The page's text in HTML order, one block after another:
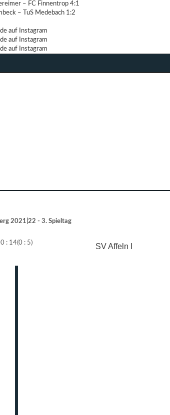
– FC Finnentrop 4:1
– TuS Medebach 1:2
auf Instagram
auf Instagram
auf Instagram
2021|22 - 3. Spieltag
0 : 14(0 : 5) SV Affeln I